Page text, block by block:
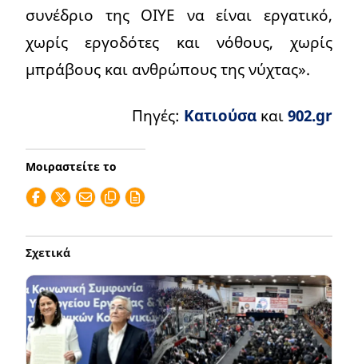
συνέδριο της ΟΙΥΕ να είναι εργατικό,
χωρίς εργοδότες και νόθους, χωρίς
μπράβους και ανθρώπους της νύχτας».
Πηγές: Κατιούσα και902.gr
Μοιραστείτε το
Σχετικά